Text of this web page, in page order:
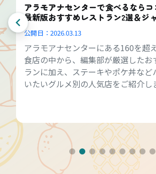
アラモアナセンターで食べるなら
最新版おすすめレストラン2選＆ジ
公開日： 2026.03.13
アラモアナセンターにある160を超
食店の中から、編集部が厳選したお
ランに加え、ステーキやポケ丼など
いたいグルメ別の人気店をご紹介し